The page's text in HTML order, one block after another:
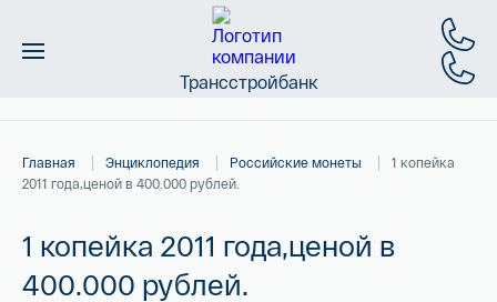
Трансстройбанк
Слитки
Новинки
Главная Энциклопедия Российские монеты
1 копейка
2011 года,ценой в 400.000 рублей.
1 копейка 2011 года,ценой в
400.000 рублей.